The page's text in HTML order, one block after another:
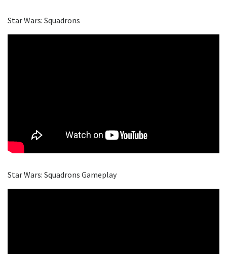
Star Wars: Squadrons
Star Wars: Squadrons Gameplay